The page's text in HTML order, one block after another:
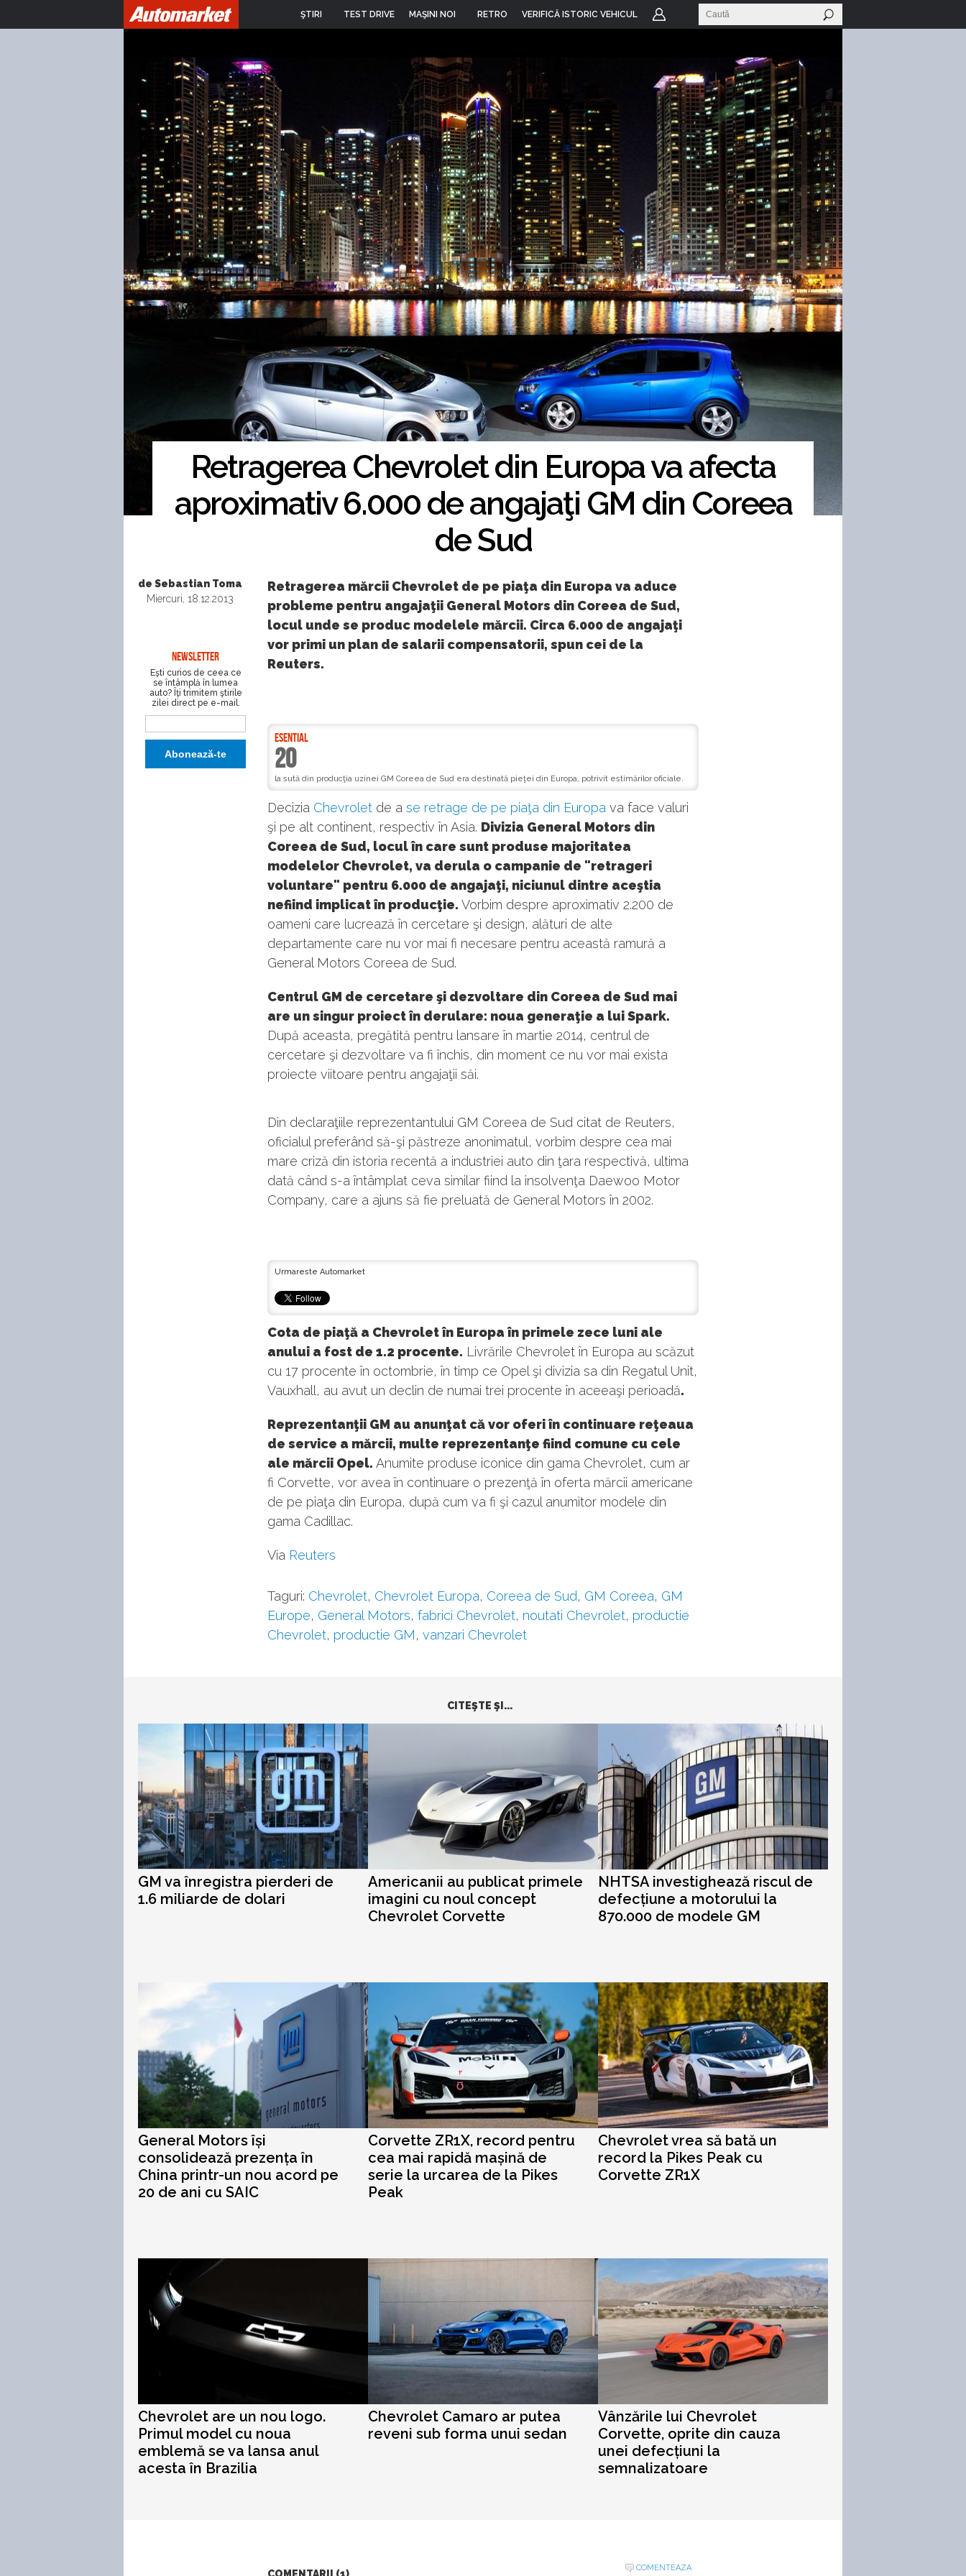
ŞTIRI TEST DRIVE MAŞINI NOI RETRO VERIFICĂ ISTORIC VEHICUL
Retragerea Chevrolet din Europa va afecta
aproximativ 6.000 de angajaţi GM din Coreea
de Sud
de Sebastian Toma
Miercuri, 18.12.2013
NEWSLETTER
Eşti curios de ceea ce
se întâmplă în lumea
auto? Îţi trimitem ştirile
zilei direct pe e-mail.
Retragerea mărcii Chevrolet de pe piaţa din Europa va aduce
probleme pentru angajaţii General Motors din Coreea de Sud,
locul unde se produc modelele mărcii. Circa 6.000 de angajaţi
vor primi un plan de salarii compensatorii, spun cei de la
Reuters.
ESENTIAL
20
la sută din producţia uzinei GM Coreea de Sud era destinată pieţei din Europa, potrivit estimărilor oficiale.
Decizia Chevrolet de a se retrage de pe piaţa din Europa va face valuri
şi pe alt continent, respectiv în Asia. Divizia General Motors din
Coreea de Sud, locul în care sunt produse majoritatea
modelelor Chevrolet, va derula o campanie de "retrageri
voluntare" pentru 6.000 de angajaţi, niciunul dintre aceştia
nefiind implicat în producţie. Vorbim despre aproximativ 2.200 de
oameni care lucrează în cercetare şi design, alături de alte
departamente care nu vor mai fi necesare pentru această ramură a
General Motors Coreea de Sud.
Centrul GM de cercetare şi dezvoltare din Coreea de Sud mai
are un singur proiect în derulare: noua generaţie a lui Spark.
După aceasta, pregătită pentru lansare în martie 2014, centrul de
cercetare şi dezvoltare va fi închis, din moment ce nu vor mai exista
proiecte viitoare pentru angajaţii săi.
Din declaraţiile reprezentantului GM Coreea de Sud citat de Reuters,
oficialul preferând să-şi păstreze anonimatul, vorbim despre cea mai
mare criză din istoria recentă a industriei auto din ţara respectivă, ultima
dată când s-a întâmplat ceva similar fiind la insolvenţa Daewoo Motor
Company, care a ajuns să fie preluată de General Motors în 2002.
Urmareste Automarket
Cota de piaţă a Chevrolet în Europa în primele zece luni ale
anului a fost de 1.2 procente. Livrările Chevrolet în Europa au scăzut
cu 17 procente în octombrie, în timp ce Opel şi divizia sa din Regatul Unit,
Vauxhall, au avut un declin de numai trei procente în aceeaşi perioadă.
Reprezentanţii GM au anunţat că vor oferi în continuare reţeaua
de service a mărcii, multe reprezentanţe fiind comune cu cele
ale mărcii Opel. Anumite produse iconice din gama Chevrolet, cum ar
fi Corvette, vor avea în continuare o prezenţă în oferta mărcii americane
de pe piaţa din Europa, după cum va fi şi cazul anumitor modele din
gama Cadillac.
Via Reuters
Taguri: Chevrolet, Chevrolet Europa, Coreea de Sud, GM Coreea, GM
Europe, General Motors, fabrici Chevrolet, noutati Chevrolet, productie
Chevrolet, productie GM, vanzari Chevrolet
CITEŞTE ŞI...
GM va înregistra pierderi de
1.6 miliarde de dolari
Americanii au publicat primele
imagini cu noul concept
Chevrolet Corvette
NHTSA investighează riscul de
defecțiune a motorului la
870.000 de modele GM
General Motors își
consolidează prezența în
China printr-un nou acord pe
20 de ani cu SAIC
Corvette ZR1X, record pentru
cea mai rapidă mașină de
serie la urcarea de la Pikes
Peak
Chevrolet vrea să bată un
record la Pikes Peak cu
Corvette ZR1X
Chevrolet are un nou logo.
Primul model cu noua
emblemă se va lansa anul
acesta în Brazilia
Chevrolet Camaro ar putea
reveni sub forma unui sedan
Vânzările lui Chevrolet
Corvette, oprite din cauza
unei defecțiuni la
semnalizatoare
COMENTEAZA